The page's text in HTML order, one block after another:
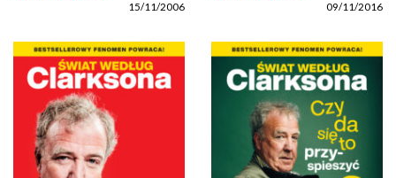
15/11/2006 09/11/2016